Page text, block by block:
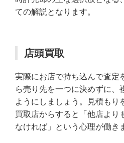
ての解説となります。
店頭買取
実際にお店で持ち込んで査定
ら売り先を一つに決めずに、
ようにしましょう。見積もり
買取店からすると「他店より
なければ」という心理が働き